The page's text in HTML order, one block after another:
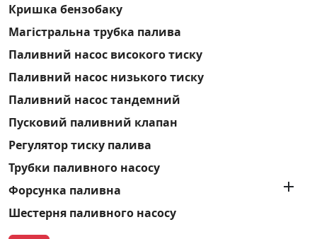
Кришка бензобаку
Магістральна трубка палива
Паливний насос високого тиску
Паливний насос низького тиску
Паливний насос тандемний
Пусковий паливний клапан
Регулятор тиску палива
Трубки паливного насосу
Форсунка паливна

Шестерня паливного насосу